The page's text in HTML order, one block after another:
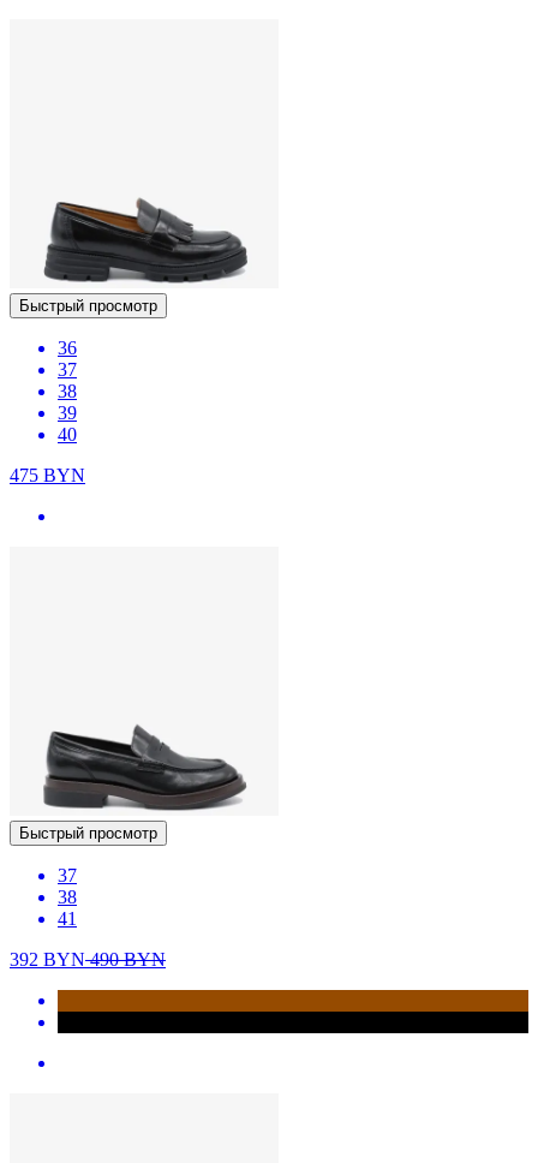
Быстрый просмотр
36
37
38
39
40
475 BYN
Быстрый просмотр
37
38
41
392 BYN490BYN